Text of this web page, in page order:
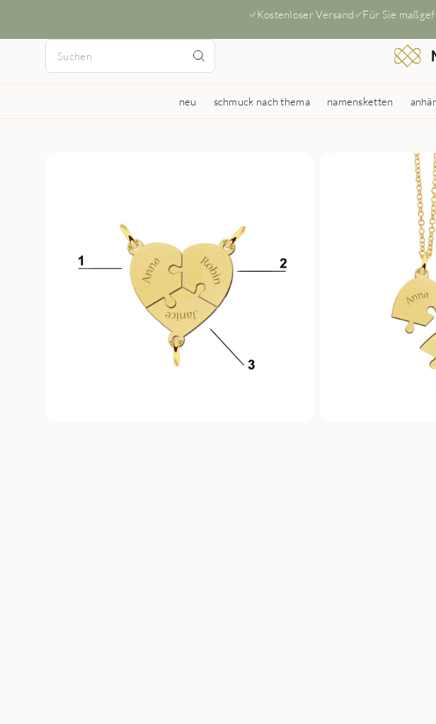
Kostenloser Versand Für Sie
neu schmuck nach thema namensketten